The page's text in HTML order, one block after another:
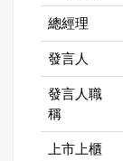
總經理
發言人
發言人職
稱
上市上櫃